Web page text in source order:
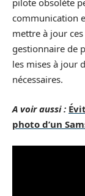
pilote obsolète
communication
mettre à jour
gestionnaire de
les mises à jour
nécessaires.
A voir aussi :
photo d’un